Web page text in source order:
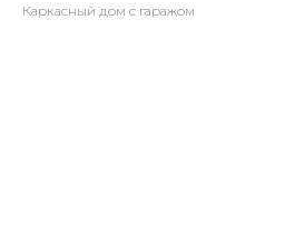
Каркасный дом с гаражом